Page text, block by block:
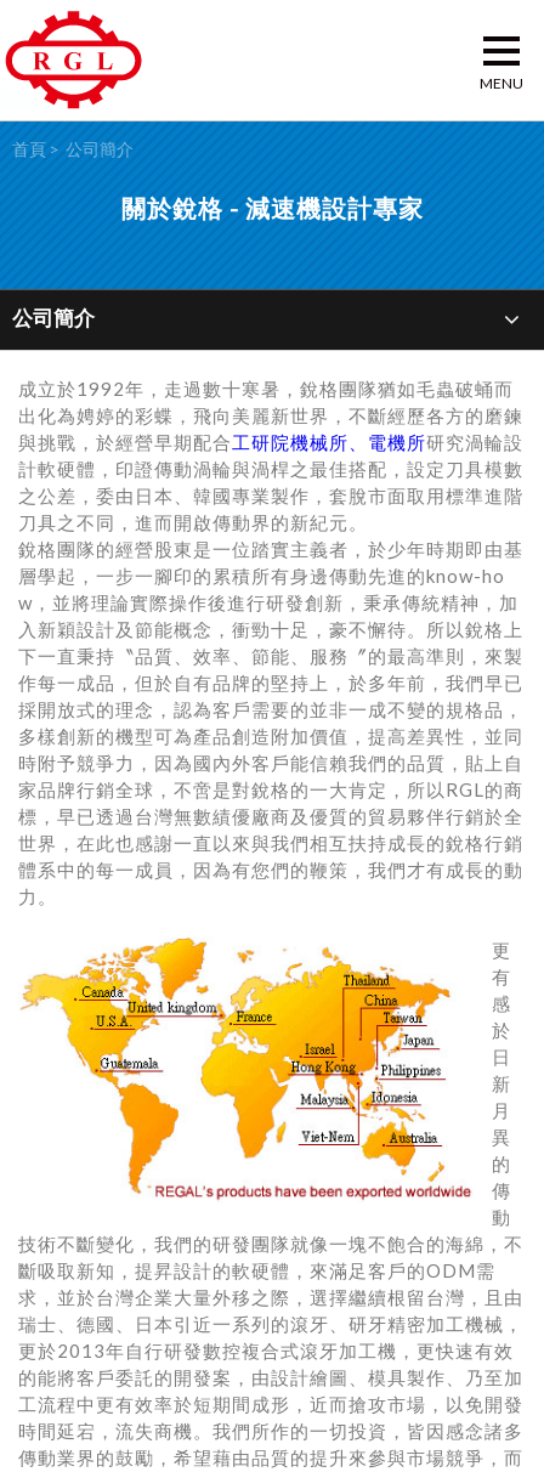
首頁 公司簡介
關於銳格 - 減速機設計專家
公司簡介
成立於1992年，走過數十寒暑，銳格團隊猶如毛蟲破蛹而
出化為娉婷的彩蝶，飛向美麗新世界，不斷經歷各方的磨鍊
與挑戰，於經營早期配合工研院機械所、電機所研究渦輪設
計軟硬體，印證傳動渦輪與渦桿之最佳搭配，設定刀具模數
之公差，委由日本、韓國專業製作，套脫市面取用標準進階
刀具之不同，進而開啟傳動界的新紀元。
銳格團隊的經營股東是一位踏實主義者，於少年時期即由基
層學起，一步一腳印的累積所有身邊傳動先進的know-ho
w，並將理論實際操作後進行研發創新，秉承傳統精神，加
入新穎設計及節能概念，衝勁十足，豪不懈待。所以銳格上
下一直秉持 〝品質、效率、節能、服務〞的最高準則，來製
作每一成品，但於自有品牌的堅持上，於多年前，我們早已
採開放式的理念，認為客戶需要的並非一成不變的規格品，
多樣創新的機型可為產品創造附加價值，提高差異性，並同
時附予競爭力，因為國內外客戶能信賴我們的品質，貼上自
家品牌行銷全球，不啻是對銳格的一大肯定，所以RGL的商
標，早已透過台灣無數績優廠商及優質的貿易夥伴行銷於全
世界，在此也感謝一直以來與我們相互扶持成長的銳格行銷
體系中的每一成員，因為有您們的鞭策，我們才有成長的動
力。
更
有
感
於
日
新
月
異
的
傳
動
技術不斷變化，我們的研發團隊就像一塊不飽合的海綿，不
斷吸取新知，提昇設計的軟硬體，來滿足客戶的ODM需
求，並於台灣企業大量外移之際，選擇繼續根留台灣，且由
瑞士、德國、日本引近一系列的滾牙、研牙精密加工機械，
更於2013年自行研發數控複合式滾牙加工機，更快速有效
的能將客戶委託的開發案，由設計繪圖、模具製作、乃至加
工流程中更有效率於短期間成形，近而搶攻市場，以免開發
時間延宕，流失商機。我們所作的一切投資，皆因感念諸多
傳動業界的鼓勵，希望藉由品質的提升來參與市場競爭，而